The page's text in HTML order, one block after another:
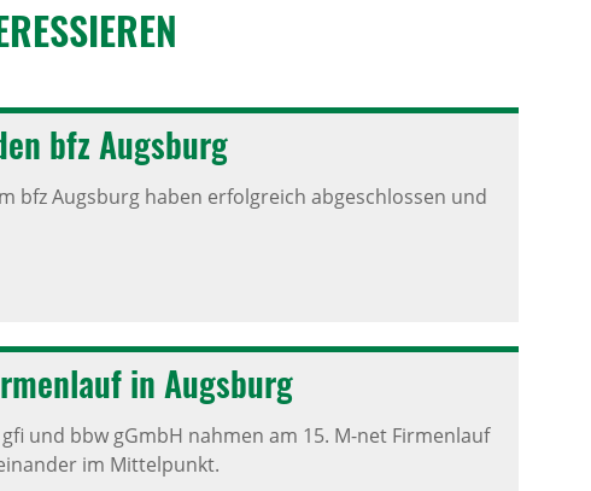
bfz Augs­burg
bfz Augsburg haben erfolgreich abgeschlossen und
in Augs­burg
und bbw gGmbH nahmen am 15. M-net Firmenlauf
im Mittelpunkt.